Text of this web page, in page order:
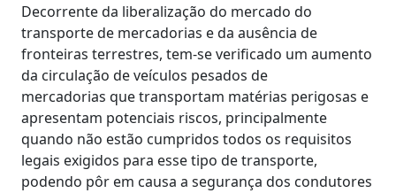
Decorrente da liberalização do mercado do
transporte de mercadorias e da ausência de
fronteiras terrestres, tem-se verificado um aumento
da circulação de veículos pesados de
mercadorias que transportam matérias perigosas e
apresentam potenciais riscos, principalmente
quando não estão cumpridos todos os requisitos
legais exigidos para esse tipo de transporte,
podendo pôr em causa a segurança dos condutores